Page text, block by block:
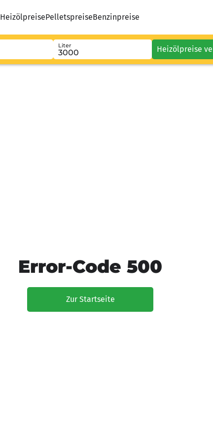
HeizölpreisePelletspreiseBenzinpreise
Liter Heizölpreise
Error-Code 500
Zur Startseite